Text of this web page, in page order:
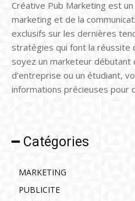
Créative Pub Marketing est
marketing et de la
exclusifs sur les dernières
stratégies qui font la réussite
soyez un marketeur débutant
d'entreprise ou un étudiant,
informations précieuses pour
━ Catégories
MARKETING
PUBLICITE